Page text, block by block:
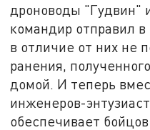
дроноводы "Гудвин"
командир отправил
в отличие от них не
ранения,
домой. И теперь
инженеров-
обеспечивает